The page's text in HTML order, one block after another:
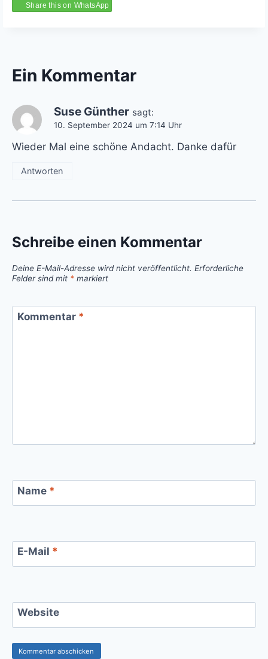
Share this on WhatsApp
Ein Kommentar
Suse Günther sagt:
10. September 2024 um 7:14 Uhr
Wieder Mal eine schöne Andacht. Danke dafür
Antworten
Schreibe einen Kommentar
Deine E-Mail-Adresse wird nicht veröffentlicht. Erforderliche
Felder sind mit * markiert
Kommentar *
Name *
E-Mail *
Website